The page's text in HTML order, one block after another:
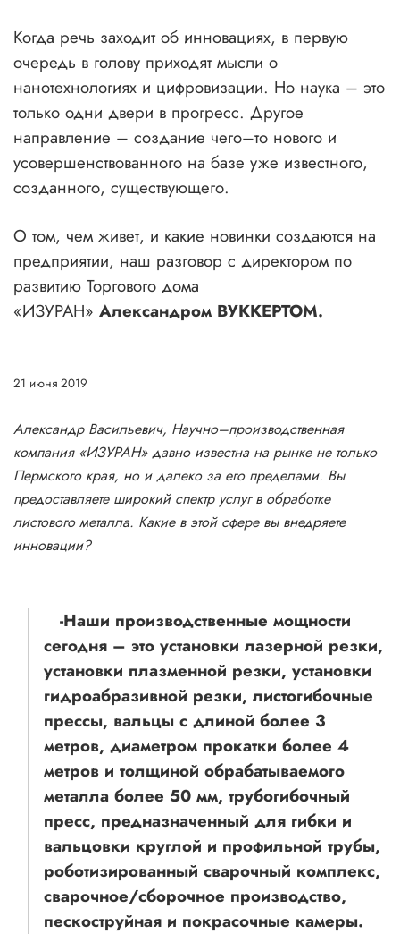
Когда речь заходит об инновациях, в первую
очередь в голову приходят мысли о
нанотехнологиях и цифровизации. Но наука – это
только одни двери в прогресс. Другое
направление – создание чего–то нового и
усовершенствованного на базе уже известного,
созданного, существующего.
О том, чем живет, и какие новинки создаются на
предприятии, наш разговор с директором по
развитию Торгового дома
«ИЗУРАН» Александром ВУККЕРТОМ.
21 июня 2019
Александр Васильевич, Научно–производственная
компания «ИЗУРАН» давно известна на рынке не только
Пермского края, но и далеко за его пределами. Вы
предоставляете широкий спектр услуг в обработке
листового металла. Какие в этой сфере вы внедряете
инновации?
-Наши производственные мощности
сегодня – это установки лазерной резки,
установки плазменной резки,​ установки
гидроабразивной резки, листогибочные
прессы, вальцы с длиной более 3
метров, диаметром прокатки более 4
метров и толщиной обрабатываемого
металла более 50 мм, трубогибочный
пресс, предназначенный для гибки и
вальцовки круглой и профильной трубы,
роботизированный сварочный комплекс,
сварочное/сборочное производство,
пескоструйная и покрасочные камеры.